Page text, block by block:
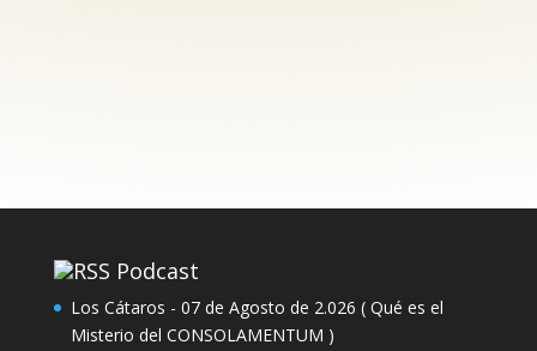
Podcast
Los Cátaros - 07 de Agosto de 2.026 ( Qué es el
Misterio del CONSOLAMENTUM )